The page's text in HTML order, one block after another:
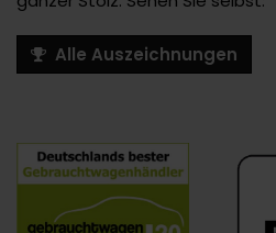
Alle Auszeichnungen